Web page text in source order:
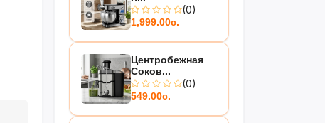
(0)
1,999.00с.
Центробежная
Соков...
(0)
549.00с.